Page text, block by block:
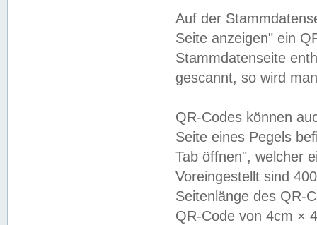
Auf der
Seite anzeigen" ein
Stammdatenseite
gescannt, so wird
QR-Codes können
Seite eines Pegels
Tab öffnen", welcher
Voreingestellt sind
Seitenlänge des QR-
QR-Code von 4cm ×